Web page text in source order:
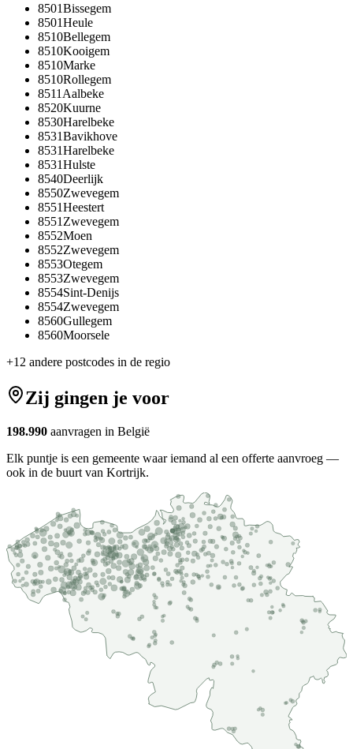
8501Bissegem
8501Heule
8510Bellegem
8510Kooigem
8510Marke
8510Rollegem
8511 Aalbeke
8520Kuurne
8530Harelbeke
8531Bavikhove
8531Harelbeke
8531Hulste
8540Deerlijk
8550Zwevegem
8551Heestert
8551 Zwevegem
8552Moen
8552Zwevegem
8553Otegem
8553Zwevegem
8554Sint-Denijs
8554Zwevegem
8560Gullegem
8560Moorsele
+12 andere postcodes in de regio
Zij gingen je voor
198.990 aanvragen in België
Elk puntje is een gemeente waar iemand al een offerte aanvroeg —
ook in de buurt van Kortrijk.